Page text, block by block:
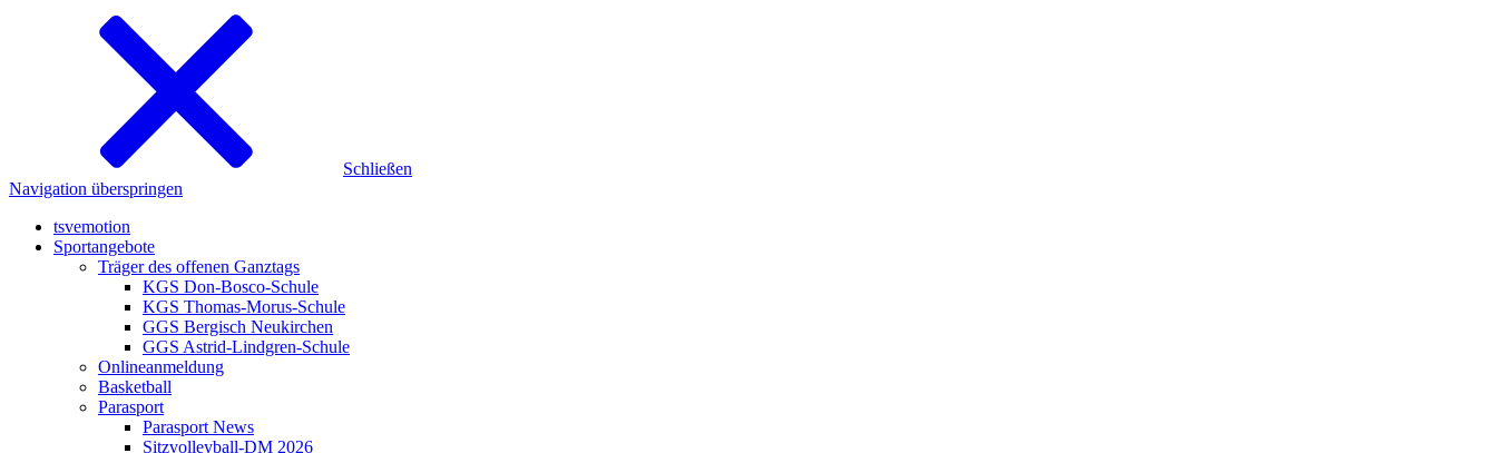
Schließen
Navigation überspringen
tsvemotion
Sportangebote
Träger des offenen Ganztags
KGS Don-Bosco-Schule
KGS Thomas-Morus-Schule
GGS Bergisch Neukirchen
GGS Astrid-Lindgren-Schule
Onlineanmeldung
Basketball
Parasport
Parasport News
Sitzvolleyball-DM 2026